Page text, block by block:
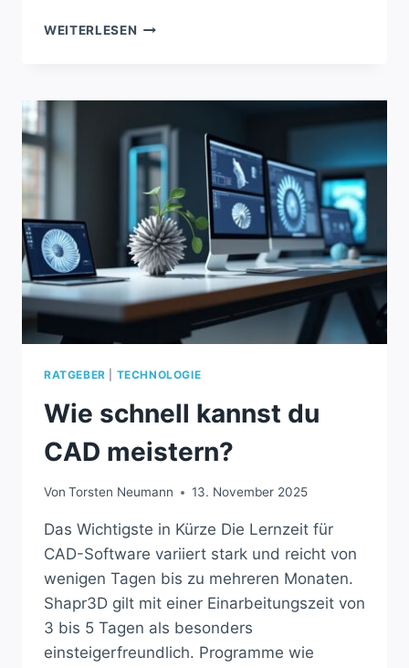
WEITERLESEN SHAPR3D
WELCHES
CAD
PASST
ZU
RATGEBER TECHNOLOGIE
Wie schnell kannst du
CAD meistern?
Von Torsten Neumann 13. November 2025
Das Wichtigste in Kürze Die Lernzeit für
CAD-Software variiert stark und reicht von
wenigen Tagen bis zu mehreren Monaten.
Shapr3D gilt mit einer Einarbeitungszeit von
3 bis 5 Tagen als besonders
einsteigerfreundlich. Programme wie